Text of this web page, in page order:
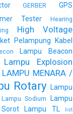
GERBER GPS
Tester
Hearing
High Voltage
Pelampung
Kabel
Lampu Beacon
Lampu Explosion
LAMPU MENARA /
Rotary Lampu
Lampu Sodium
Lampu
Lampu TL list